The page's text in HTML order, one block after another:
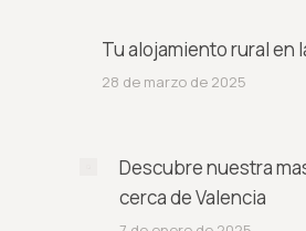
Tu alojamiento rural en
28 de marzo de 2025
Descubre nuestra
cerca de Valencia